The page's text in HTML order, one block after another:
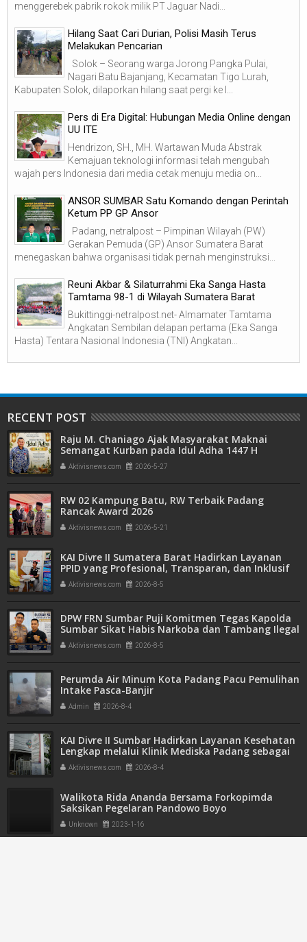
menggerebek pabrik rokok milik PT Jaguar Nadi...
Hilang Saat Cari Durian, Polisi Masih Terus
Melakukan Pencarian
Solok – Seorang warga Jorong Pangka Pulai,
Nagari Batu Bajanjang, Kecamatan Tigo Lurah,
Kabupaten Solok, dilaporkan hilang saat pergi ke l...
Pers di Era Digital: Hubungan Media Online dengan
UU ITE
Hendrizon, SH., MH. Wartawan Muda Abstrak
Kemajuan teknologi informasi telah mengubah
wajah pers Indonesia dari media cetak menuju media on...
ANSOR SUMBAR Satu Komando dengan Perintah
Ketum PP GP Ansor
Padang, netralpost – Pimpinan Wilayah (PW)
Gerakan Pemuda (GP) Ansor Sumatera Barat
menegaskan bahwa organisasi tidak pernah menginstruksi...
Reuni Akbar & Silaturrahmi Eka Sanga Hasta
Tamtama 98-1 di Wilayah Sumatera Barat
Bukittinggi-netralpost.net- Almamater Tamtama
Angkatan Sembilan delapan pertama (Eka Sanga
Hasta) Tentara Nasional Indonesia (TNI) Angkatan...
RECENT POST
Raju M. Chaniago Ajak Masyarakat Maknai
Semangat Kurban pada Idul Adha 1447 H
Aktivisnews.com 2026-5-27
RW 02 Kampung Batu, RW Terbaik Padang
Rancak Award 2026
Aktivisnews.com 2026-5-21
KAI Divre II Sumatera Barat Hadirkan Layanan
PPID yang Profesional, Transparan, dan Inklusif
untuk Mempermudah Akses Informasi Publik
Aktivisnews.com 2026-8-5
DPW FRN Sumbar Puji Komitmen Tegas Kapolda
Sumbar Sikat Habis Narkoba dan Tambang Ilegal
Aktivisnews.com 2026-8-5
Perumda Air Minum Kota Padang Pacu Pemulihan
Intake Pasca-Banjir
Admin 2026-8-4
KAI Divre II Sumbar Hadirkan Layanan Kesehatan
Lengkap melalui Klinik Mediska Padang sebagai
Fasilitas Kesehatan Tingkat Pertama (FKTP)
Aktivisnews.com 2026-8-4
Walikota Rida Ananda Bersama Forkopimda
Saksikan Pegelaran Pandowo Boyo
Unknown 2023-1-16